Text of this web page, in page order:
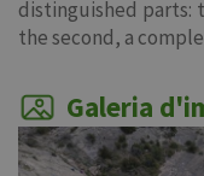
distinguished parts:
the second, a
Galeria